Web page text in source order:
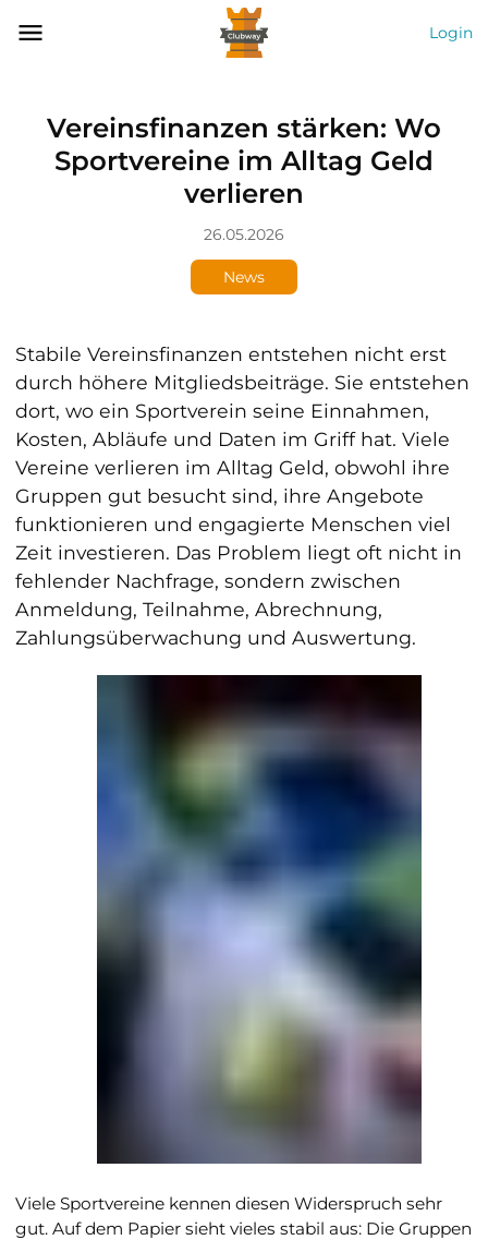
Login
Vereinsfinanzen stärken: Wo
Sportvereine im Alltag Geld
verlieren
26.05.2026
News
Stabile Vereinsfinanzen entstehen nicht erst
durch höhere Mitgliedsbeiträge. Sie entstehen
dort, wo ein Sportverein seine Einnahmen,
Kosten, Abläufe und Daten im Griff hat. Viele
Vereine verlieren im Alltag Geld, obwohl ihre
Gruppen gut besucht sind, ihre Angebote
funktionieren und engagierte Menschen viel
Zeit investieren. Das Problem liegt oft nicht in
fehlender Nachfrage, sondern zwischen
Anmeldung, Teilnahme, Abrechnung,
Zahlungsüberwachung und Auswertung.
Viele Sportvereine kennen diesen Widerspruch sehr
gut. Auf dem Papier sieht vieles stabil aus: Die Gruppen